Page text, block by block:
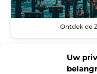
Uw
Ontdek de